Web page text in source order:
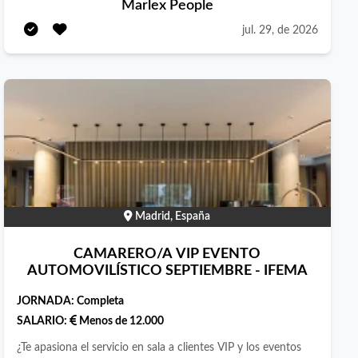
incorporar camareros/as. Si buscas estabilidad, desarrollo
profesional y un nuevo desafío, ¡esta es tu oportunidad!
de carnet de conducir y coche propio - Residencia cercana a
la zona de trabajo - Experiencia como camarero/a de barra o
sala Qué ofrecemos: - Jornada completa en turno continuo -
Contrato estable - Oportunidades de crecimiento y movilidad
dentro de la empresa - Salario por convenio ¿Te interesa? No
dejes pasar esta oportunidad e inscríbete ahora en la oferta
¡Estamos deseando conocerte!
Marlex People
jul. 29, de 2026
Madrid, España
CAMARERO/A VIP EVENTO
AUTOMOVILÍSTICO SEPTIEMBRE - IFEMA
JORNADA: Completa
SALARIO:
Menos de 12.000
¿Te apasiona el servicio en sala a clientes VIP y los eventos